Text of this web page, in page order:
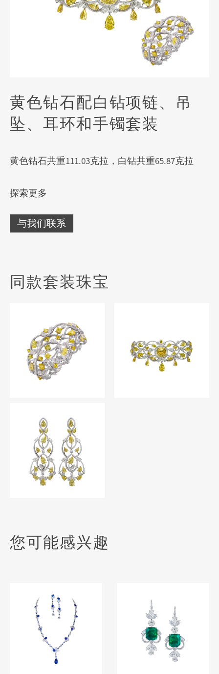
黄色钻石配白钻项链、吊
坠、耳环和手镯套装
黄色钻石共重111.03克拉，白钻共重65.87克拉
探索更多
与我们联系
同款套装珠宝
您可能感兴趣